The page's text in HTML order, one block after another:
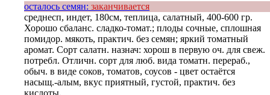
осталось семян: заканчивается
среднесп, индет, 180см, теплица, салатный, 400-600 гр.
Хорошо сбаланс. сладко-томат.; плоды сочные, сплошная
помидор. мякоть, практич. без семян; яркий томатный
аромат. Сорт салатн. назнач: хорош в первую оч. для свеж.
потребл. Отличн. сорт для люб. вида томатн. перераб.,
обыч. в виде соков, томатов, соусов - цвет остаётся
насыщ.-алым, вкус приятный, густой, практич. без
кислоты.